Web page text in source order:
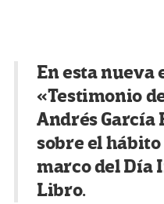
En esta nueva
«Testimonio
Andrés
sobre el
marco del Día
Libro.